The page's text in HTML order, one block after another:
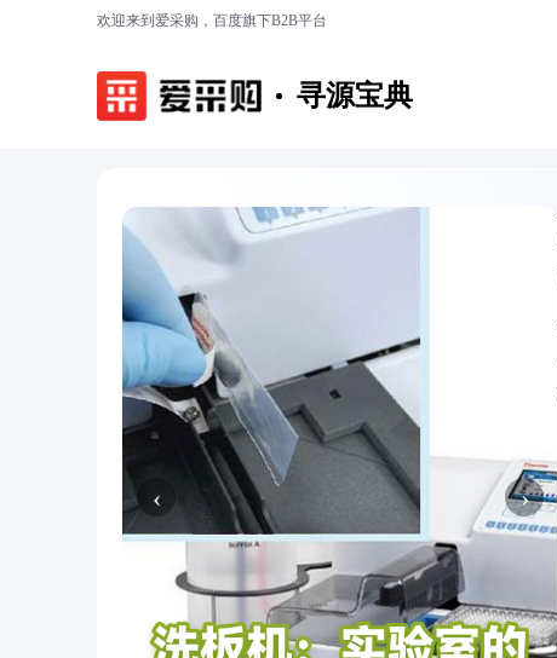
欢迎来到爱采购，百度旗下B2B平台
寻源宝典
‹ ›